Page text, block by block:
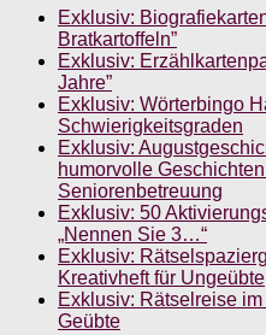
Exklusiv:
Bratkartoffeln”
Exklusiv:
Jahre”
Exklusiv: Wörterbingo
Schwierigkeitsgraden
Exklusiv:
humorvolle
Seniorenbetreuung
Exklusiv: 50
„Nennen Sie 3…“
Exklusiv:
Kreativheft für Ungeübte
Exklusiv: Rätselreise
Geübte